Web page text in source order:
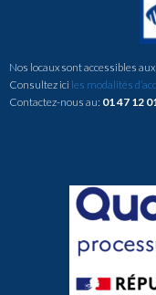
Nos locaux sont accessibles
Consultez ici les modalités
Contactez-nous au: 01 47 12